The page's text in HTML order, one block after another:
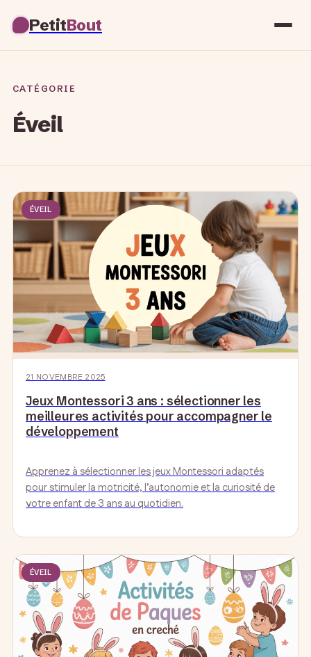
PetitBout
CATÉGORIE
Éveil
ÉVEIL
Jeux Montessori 3 ans : sélectionner les
meilleures activités pour accompagner le
développement
21 NOVEMBRE 2025
Apprenez à sélectionner les jeux Montessori adaptés
pour stimuler la motricité, l’autonomie et la curiosité de
votre enfant de 3 ans au quotidien.
ÉVEIL